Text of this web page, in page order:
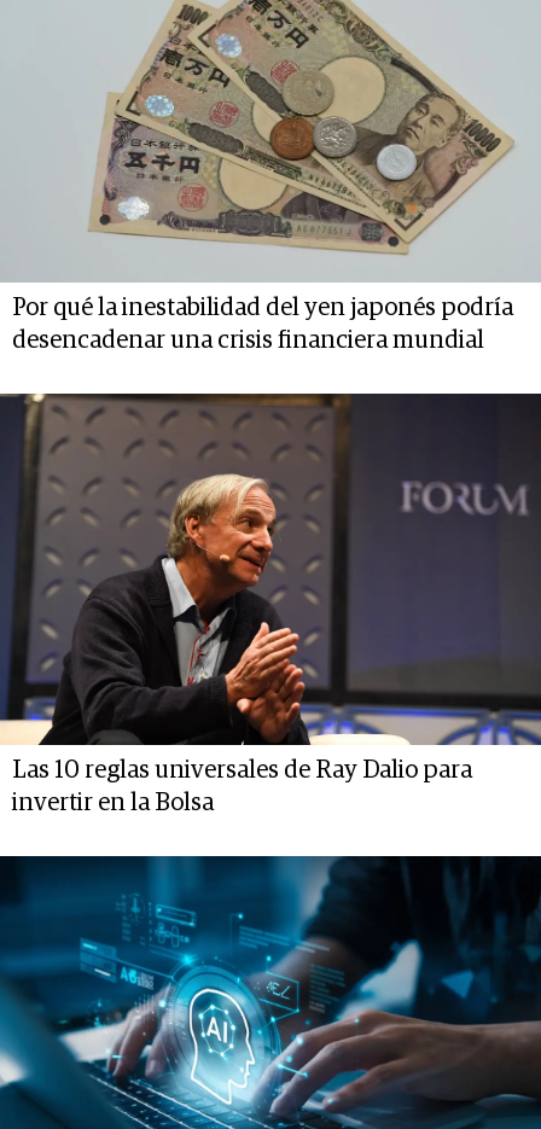
Por qué la inestabilidad del yen japonés podría
desencadenar una crisis financiera mundial
Las 10 reglas universales de Ray Dalio para
invertir en la Bolsa